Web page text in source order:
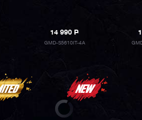
14 990P
GMD-S5610IT-4A